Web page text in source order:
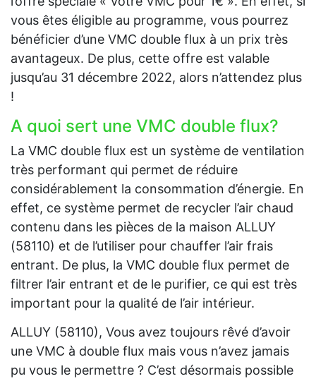
vous êtes éligible au programme, vous pourrez
bénéficier d’une VMC double flux à un prix très
avantageux. De plus, cette offre est valable
jusqu’au 31 décembre 2022, alors n’attendez plus
!
A quoi sert une VMC double flux?
La VMC double flux est un système de ventilation
très performant qui permet de réduire
considérablement la consommation d’énergie. En
effet, ce système permet de recycler l’air chaud
contenu dans les pièces de la maison ALLUY
(58110) et de l’utiliser pour chauffer l’air frais
entrant. De plus, la VMC double flux permet de
filtrer l’air entrant et de le purifier, ce qui est très
important pour la qualité de l’air intérieur.
ALLUY (58110), Vous avez toujours rêvé d’avoir
une VMC à double flux mais vous n’avez jamais
pu vous le permettre ? C’est désormais possible